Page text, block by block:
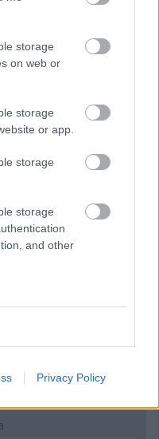
storage
on web or
storage
or app.
storage
storage
and other
Privacy Policy
Domenicali